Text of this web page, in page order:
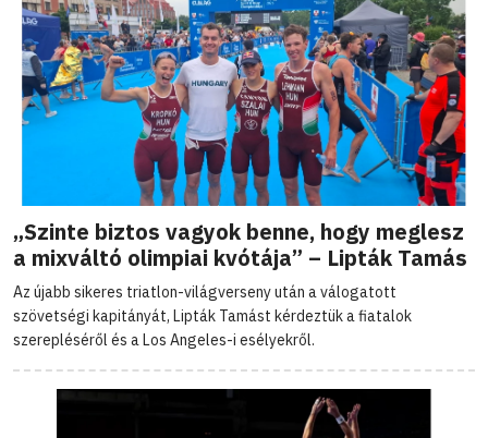
„Szinte biztos vagyok benne, hogy meglesz
a mixváltó olimpiai kvótája” – Lipták Tamás
Az újabb sikeres triatlon-világverseny után a válogatott
szövetségi kapitányát, Lipták Tamást kérdeztük a fiatalok
szerepléséről és a Los Angeles-i esélyekről.